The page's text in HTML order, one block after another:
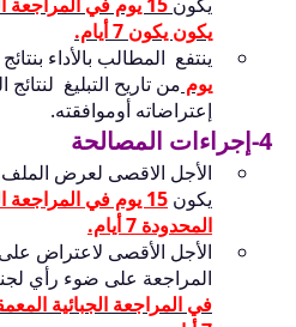
يكون يكون 7 أيام.
ينتفع المطالب بالأداء
يوم من تاريح التبليغ
إعتراضاته أوموافقته.
4-إجراءات المصالحة
الأجل الاقصى لعرض
يكون
15 يوم في
المحدودة 7 أيام.
الأجل الأقصى لاعتراض على
المراجعة على ضوء رأي
في المراجعة الجبائية